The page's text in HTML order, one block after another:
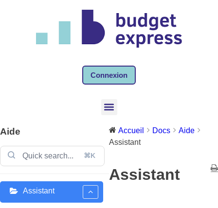
Connexion
Aide
⌘K
Assistant
Accueil Docs
Aide
Assistant
Assistant